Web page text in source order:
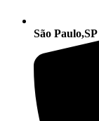
São Paulo,SP